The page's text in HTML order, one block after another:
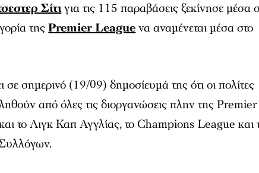
Σίτιγια τις 115 παραβάσεις ξεκίνησε μέσα
τηςPremier Leagueνα αναμένεται μέσα στο
σε σημερινό (19/09) δημοσίευμά της ότι οι πολίτες
από όλες τις διοργανώσεις πλην της Premier
το Λιγκ Καπ Αγγλίας, το Champions League και